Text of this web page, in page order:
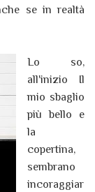
se in realtà
Lo so,
all'inizio Il
mio sbaglio
più bello e
la
copertina,
sembrano
incoraggiar